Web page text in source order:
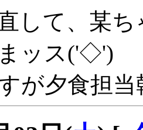
して、某
ッス('◇')ゞ
が夕食担